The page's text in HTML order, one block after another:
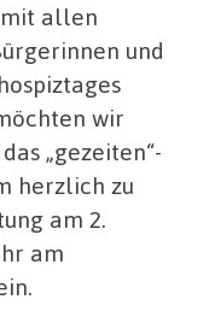
allen
und
wir
„gezeiten“-
herzlich zu
am 2.
am